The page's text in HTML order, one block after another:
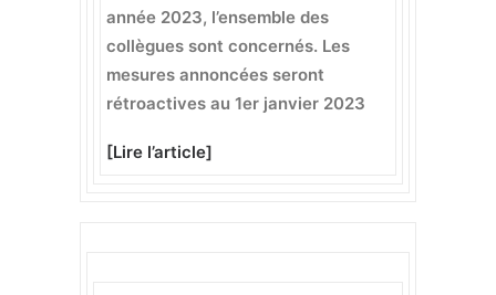
année 2023, l’ensemble des
collègues sont concernés. Les
mesures annoncées seront
rétroactives au 1er janvier 2023
[Lire l’article]